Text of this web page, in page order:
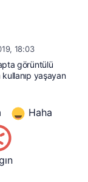
18:03
görüntülü
yaşayan
Haha